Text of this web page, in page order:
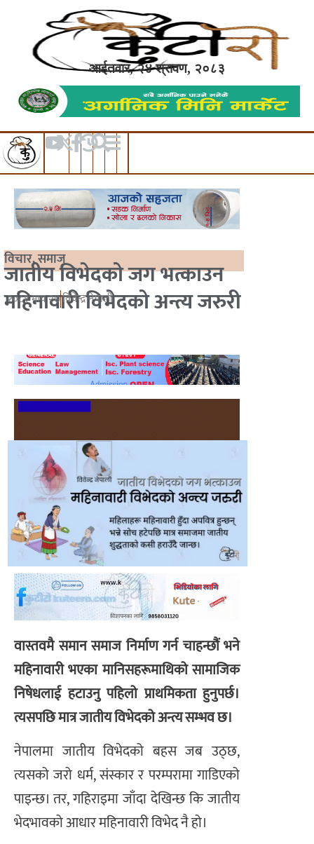
आईतवार, २४ श्रावण, २०८३
विचार,समाज
जातीय विभेदको जग भत्काउन
महिनावारी विभेदको अन्त्य जरुरी
२०८१ माघ २७विवेन्द्र नेपाली
वास्तवमै समान समाज निर्माण गर्न चाहन्छौं भने
महिनावारी भएका मानिसहरूमाथिको सामाजिक
निषेधलाई हटाउनु पहिलो प्राथमिकता हुनुपर्छ।
त्यसपछि मात्र जातीय विभेदको अन्त्य सम्भव छ।
नेपालमा जातीय विभेदको बहस जब उठ्छ,
त्यसको जरो धर्म, संस्कार र परम्परामा गाडिएको
पाइन्छ। तर, गहिराइमा जाँदा देखिन्छ कि जातीय
भेदभावको आधार महिनावारी विभेद नै हो।